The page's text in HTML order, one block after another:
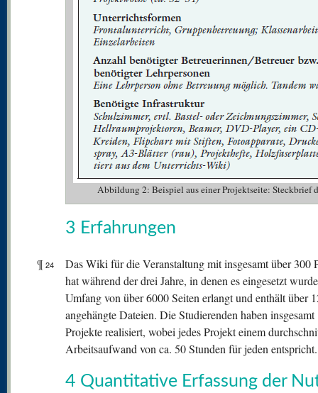
Abbildung 2: Beispiel aus einer Projektseite: Steckbrief
3 Erfahrungen
¶ 24
Das Wiki für die Veranstaltung mit insgesamt über 300
hat während der drei Jahre, in denen es eingesetzt
Umfang von über 6000 Seiten erlangt und enthält über
angehängte Dateien. Die Studierenden haben insgesamt
Projekte realisiert, wobei jedes Projekt einem
Arbeitsaufwand von ca. 50 Stunden für jeden entspricht.
4 Quantitative Erfassung der